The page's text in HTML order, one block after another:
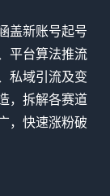
盖新账号起号
平台算法推流
私域引流及变
，拆解各赛道
，快速涨粉破